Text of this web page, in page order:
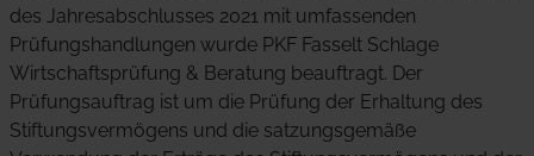
des Jahresabschlusses 2021 mit umfassenden
Prüfungshandlungen wurde PKF Fasselt Schlage
Wirtschaftsprüfung & Beratung beauftragt. Der
Prüfungsauftrag ist um die Prüfung der Erhaltung des
Stiftungsvermögens und die satzungsgemäße